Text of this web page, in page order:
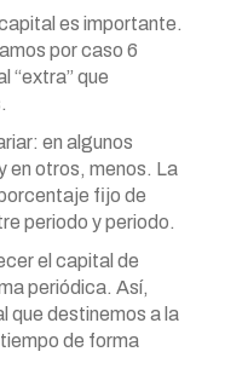
es importante.
por caso 6
“extra” que
en algunos
en otros, menos. La
fijo de
periodo y periodo.
el capital de
periódica. Así,
que destinemos a la
de forma